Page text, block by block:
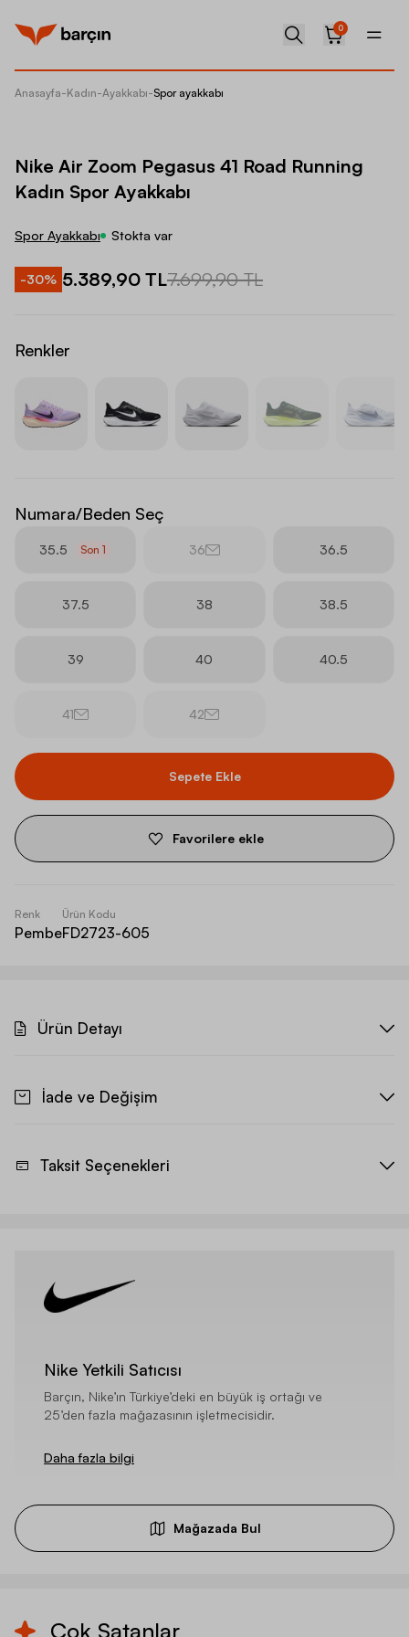
0
Anasayfa-Kadın-Ayakkabı-Spor ayakkabı
Nike Air Zoom Pegasus 41 Road Running
Kadın Spor Ayakkabı
Spor Ayakkabı Stokta var
-30% 5.389,90 TL7.699,90 TL
Renkler
Numara/Beden Seç
35.5 Son1 36 36.5
37.5 38 38.5
39 40 40.5
41 42
Sepete Ekle
Favorilere ekle
Renk
Pembe
Ürün Kodu
FD2723-605
Ürün Detayı
İade ve Değişim
Taksit Seçenekleri
Nike Yetkili Satıcısı
Barçın, Nike’ın Türkiye’deki en büyük iş ortağı ve
25’den fazla mağazasının işletmecisidir.
Daha fazla bilgi
Mağazada Bul
Çok Satanlar